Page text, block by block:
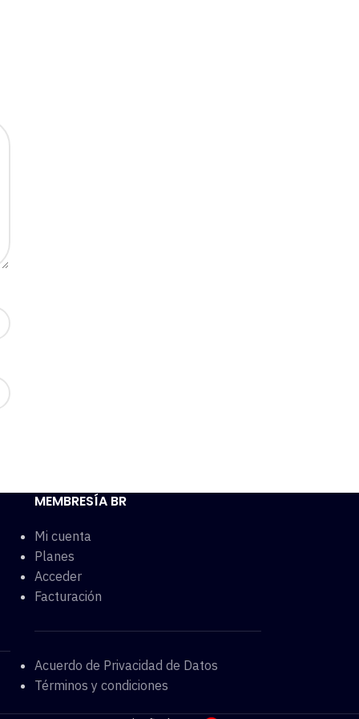
MEMBRESÍA BR
Mi cuenta
Planes
Acceder
Facturación
Acuerdo de Privacidad de Datos
Términos y condiciones